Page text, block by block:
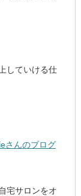
していける仕
さんのブログ
宅サロンをオ